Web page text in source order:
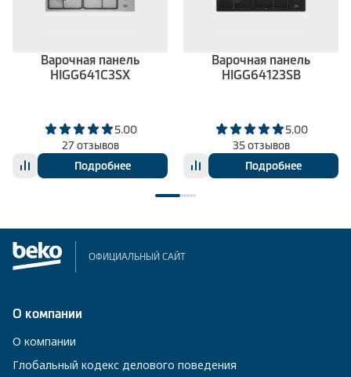
Варочная панель
HIGG641C3SX
5.00
27 отзывов
Подробнее
Варочная панель
HIGG64123SB
5.00
35 отзывов
Подробнее
ОФИЦИАЛЬНЫЙ САЙТ
О компании
О компании
Глобальный кодекс делового поведения